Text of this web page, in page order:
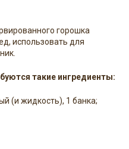
горошка
использовать для
такие ингредиенты:
(и жидкость), 1 банка;